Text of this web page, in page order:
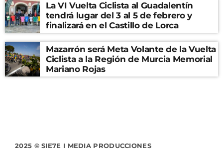
La VI Vuelta Ciclista al Guadalentín
tendrá lugar del 3 al 5 de febrero y
finalizará en el Castillo de Lorca
Mazarrón será Meta Volante de la Vuelta
Ciclista a la Región de Murcia Memorial
Mariano Rojas
2025 © SIE7E I MEDIA PRODUCCIONES